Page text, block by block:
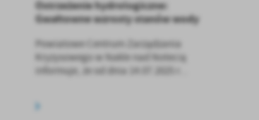
Ostrzeżenie hydrologiczne:
Gwałtowne wzrosty stanów wody
Powiatowe Centrum Zarządzania
Kryzysowego w Nakle nad Notecią
informuje, że od dnia 14.07.2025 r...